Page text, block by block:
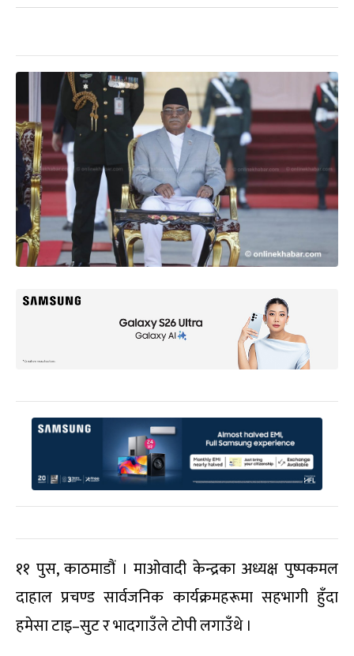
११ पुस, काठमाडौं । माओवादी केन्द्रका अध्यक्ष पुष्पकमल
दाहाल प्रचण्ड सार्वजनिक कार्यक्रमहरूमा सहभागी हुँदा
हमेसा टाइ–सुट र भादगाउँले टोपी लगाउँथे ।